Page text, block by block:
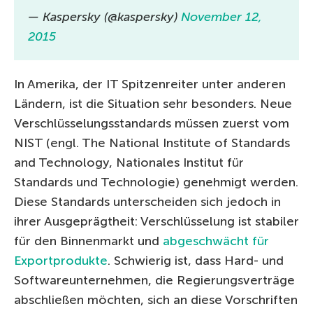
— Kaspersky (@kaspersky) November 12,
2015
In Amerika, der IT Spitzenreiter unter anderen
Ländern, ist die Situation sehr besonders. Neue
Verschlüsselungsstandards müssen zuerst vom
NIST (engl. The National Institute of Standards
and Technology, Nationales Institut für
Standards und Technologie) genehmigt werden.
Diese Standards unterscheiden sich jedoch in
ihrer Ausgeprägtheit: Verschlüsselung ist stabiler
für den Binnenmarkt und abgeschwächt für
Exportprodukte. Schwierig ist, dass Hard- und
Softwareunternehmen, die Regierungsverträge
abschließen möchten, sich an diese Vorschriften